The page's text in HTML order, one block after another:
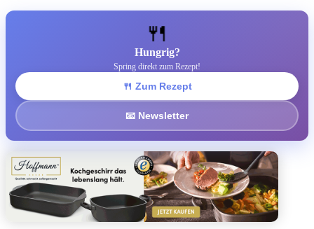
🍴
Hungrig?
Spring direkt zum Rezept!
🍴 Zum Rezept
📧 Newsletter